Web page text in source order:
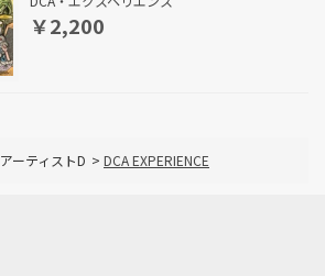
￥2,200
アーティストD > DCA EXPERIENCE